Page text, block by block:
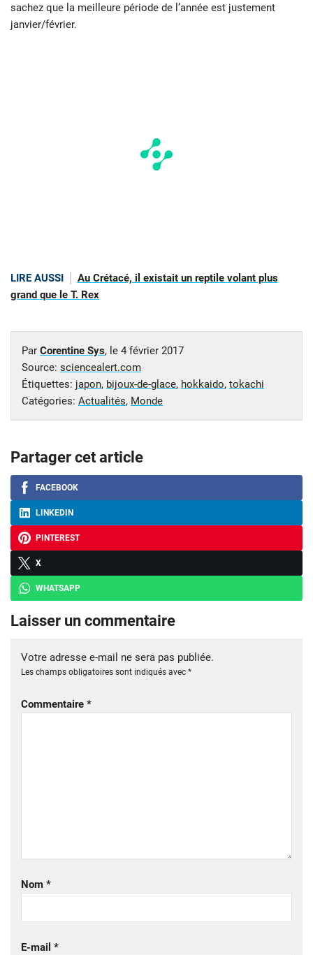
sachez que la meilleure période de l’année est justement
janvier/février.
LIRE AUSSI
Au Crétacé, il existait un reptile volant plus
grand que le T. Rex
Par Corentine Sys, le 4 février 2017
Source: sciencealert.com
Étiquettes: japon, bijoux-de-glace, hokkaido, tokachi
Catégories: Actualités, Monde
Partager cet article
FACEBOOK
LINKEDIN
PINTEREST
X
WHATSAPP
Laisser un commentaire
Votre adresse e-mail ne sera pas publiée.
Les champs obligatoires sont indiqués avec *
Commentaire *
Nom *
E-mail *